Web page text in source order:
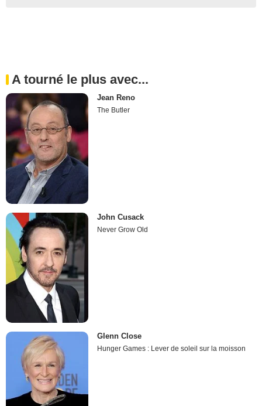
A tourné le plus avec...
Jean Reno
The Butler
John Cusack
Never Grow Old
Glenn Close
Hunger Games : Lever de soleil sur la moisson